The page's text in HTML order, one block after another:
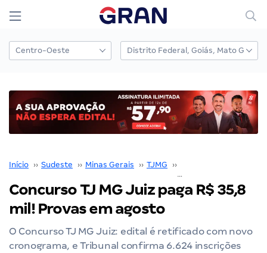
Início ›› Sudeste ›› Minas Gerais ›› TJMG ››
Concurso TJ MG Juiz paga R$ 35,8
mil! Provas em agosto
O Concurso TJ MG Juiz: edital é retificado com novo
cronograma, e Tribunal confirma 6.624 inscrições